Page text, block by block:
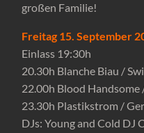
großen Familie!
Freitag 15. September
Einlass 19:30h
20.30h Blanche Biau /
22.00h Blood Handsome
23.30h Plastikstrom /
DJs: Young and Cold DJ